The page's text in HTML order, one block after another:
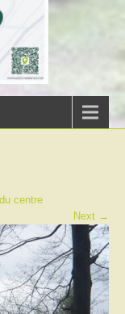
centre
Next →